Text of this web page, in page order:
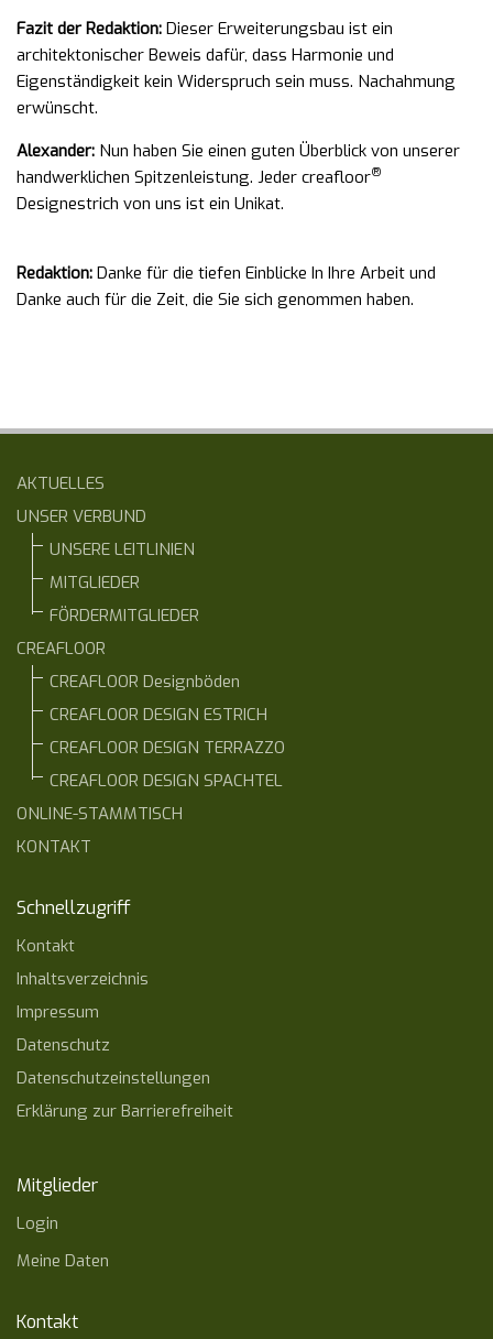
Fazit der Redaktion: Dieser Erweiterungsbau ist ein
architektonischer Beweis dafür, dass Harmonie und
Eigenständigkeit kein Widerspruch sein muss. Nachahmung
erwünscht.
Alexander: Nun haben Sie einen guten Überblick von unserer
handwerklichen Spitzenleistung. Jeder creafloor®
Designestrich von uns ist ein Unikat.
Redaktion: Danke für die tiefen Einblicke In Ihre Arbeit und
Danke auch für die Zeit, die Sie sich genommen haben.
AKTUELLES
UNSER VERBUND
UNSERE LEITLINIEN
MITGLIEDER
FÖRDERMITGLIEDER
CREAFLOOR
CREAFLOOR Designböden
CREAFLOOR DESIGN ESTRICH
CREAFLOOR DESIGN TERRAZZO
CREAFLOOR DESIGN SPACHTEL
ONLINE-STAMMTISCH
KONTAKT
Schnellzugriff
Kontakt
Inhaltsverzeichnis
Impressum
Datenschutz
Datenschutzeinstellungen
Erklärung zur Barrierefreiheit
Mitglieder
Login
Meine Daten
Kontakt